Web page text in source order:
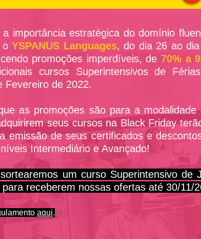
a importância estratégica do domínio
o YSPANUS Languages, do dia 26 ao
promoções imperdíveis, de 70% a
cursos Superintensivos de
Fevereiro de 2022.
as promoções são para a
seus cursos na Black Friday
emissão de seus certificados e
Intermediário e Avançado!
um curso Superintensivo
receberem nossas ofertas até 30/11/
aqui.